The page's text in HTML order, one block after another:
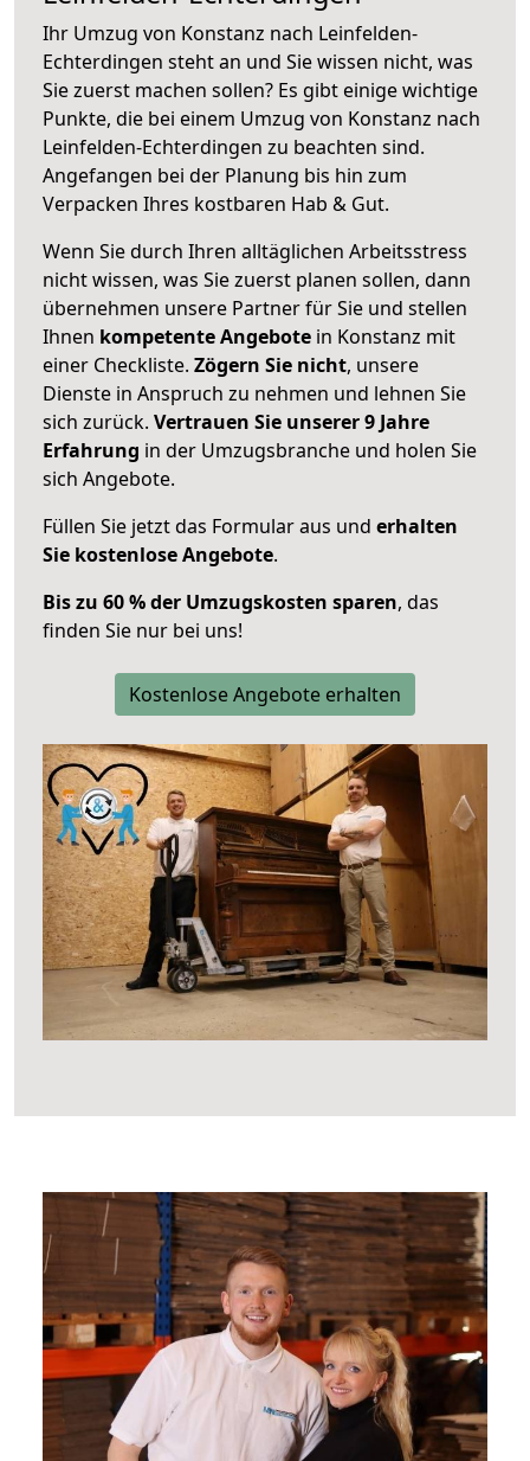
Ihr Umzug von Konstanz nach Leinfelden-
Echterdingen steht an und Sie wissen nicht, was
Sie zuerst machen sollen? Es gibt einige wichtige
Punkte, die bei einem Umzug von Konstanz nach
Leinfelden-Echterdingen zu beachten sind.
Angefangen bei der Planung bis hin zum
Verpacken Ihres kostbaren Hab & Gut.
Wenn Sie durch Ihren alltäglichen Arbeitsstress
nicht wissen, was Sie zuerst planen sollen, dann
übernehmen unsere Partner für Sie und stellen
Ihnen kompetente Angebote in Konstanz mit
einer Checkliste. Zögern Sie nicht, unsere
Dienste in Anspruch zu nehmen und lehnen Sie
sich zurück. Vertrauen Sie unserer 9 Jahre
Erfahrung in der Umzugsbranche und holen Sie
sich Angebote.
Füllen Sie jetzt das Formular aus und erhalten
Sie kostenlose Angebote.
Bis zu 60 % der Umzugskosten sparen, das
finden Sie nur bei uns!
Kostenlose Angebote erhalten